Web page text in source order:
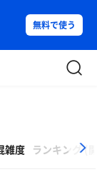
無料で使う
雑度 ランキング(